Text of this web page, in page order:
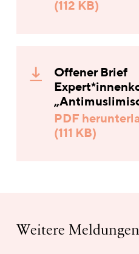
(112 KB)
Offener Brief
PDF
(111 KB)
Weitere Meldungen